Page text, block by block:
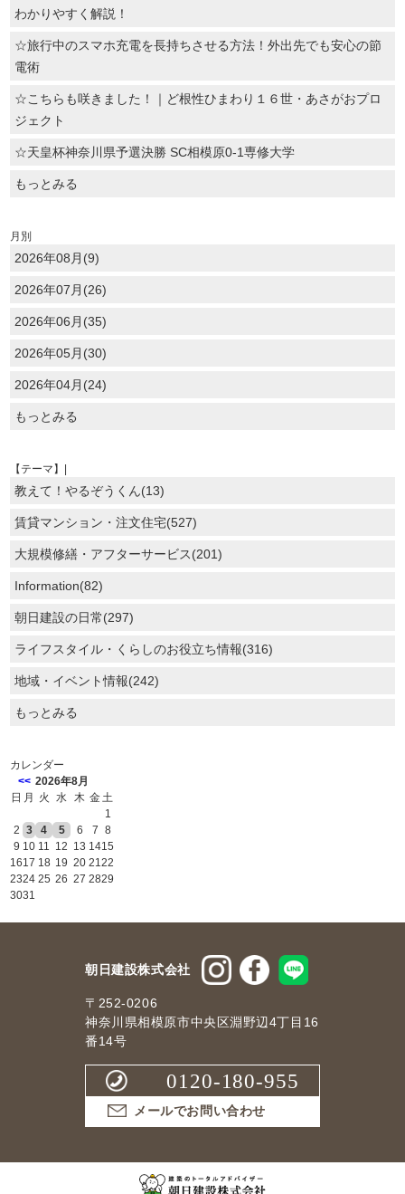
わかりやすく解説！
☆旅行中のスマホ充電を長持ちさせる方法！外出先でも安心の節
電術
☆こちらも咲きました！｜ど根性ひまわり１６世・あさがおプロ
ジェクト
☆天皇杯神奈川県予選決勝 SC相模原0-1専修大学
もっとみる
月別
2026年08月(9)
2026年07月(26)
2026年06月(35)
2026年05月(30)
2026年04月(24)
もっとみる
【テーマ】|
教えて！やるぞうくん(13)
賃貸マンション・注文住宅(527)
大規模修繕・アフターサービス(201)
Information(82)
朝日建設の日常(297)
ライフスタイル・くらしのお役立ち情報(316)
地域・イベント情報(242)
もっとみる
カレンダー
<< 2026年8月
日 月 火 水 木 金土
1
2 3 4 5 6 7 8
9 10 11 12 13 1415
1617 18 19 20 2122
2324 25 26 27 2829
3031
朝日建設株式会社
〒252-0206
神奈川県相模原市中央区淵野辺4丁目16
番14号
0120-180-955
メールでお問い合わせ